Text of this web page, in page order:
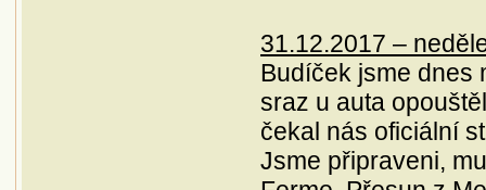
31.12.2017 –
Budíček jsme dnes
sraz u auta
čekal nás oficiální
Jsme připraveni,